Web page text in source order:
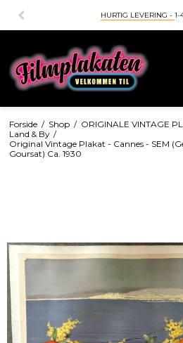
HURTIG LEVERING - 1-
Forside / Shop / ORIGINALE VINTAGE
Land & By /
Original Vintage Plakat - Cannes - SEM
Goursat) Ca. 1930